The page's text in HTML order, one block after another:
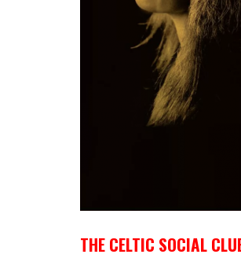
THE CELTIC SOCIAL